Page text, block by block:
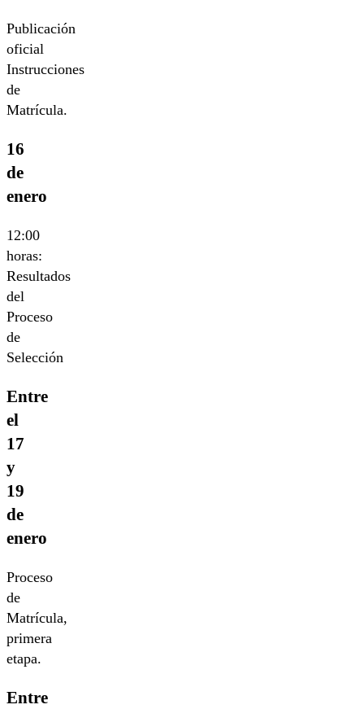
Publicación
oficial
Instrucciones
de
Matrícula.
16
de
enero
12:00
horas:
Resultados
del
Proceso
de
Selección
Entre
el
17
y
19
de
enero
Proceso
de
Matrícula,
primera
etapa.
Entre